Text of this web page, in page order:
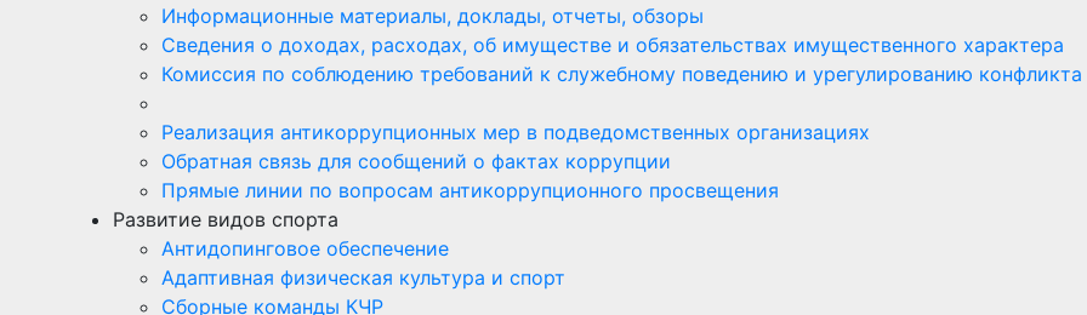
Информационные материалы, доклады, отчеты, обзоры
Сведения о доходах, расходах, об имуществе и обязательствах имущественного характера
Комиссия по соблюдению требований к служебному поведению и урегулированию конфликта
Реализация антикоррупционных мер в подведомственных организациях
Обратная связь для сообщений о фактах коррупции
Прямые линии по вопросам антикоррупционного просвещения
Развитие видов спорта
Антидопинговое обеспечение
Адаптивная физическая культура и спорт
Сборные команды КЧР